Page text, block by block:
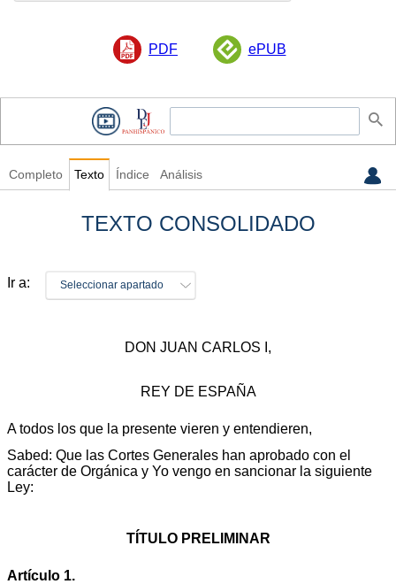
PDF ePUB
Completo Texto Índice Análisis
TEXTO CONSOLIDADO
Ir a: Seleccionar apartado
DON JUAN CARLOS I,
REY DE ESPAÑA
A todos los que la presente vieren y entendieren,
Sabed: Que las Cortes Generales han aprobado con el
carácter de Orgánica y Yo vengo en sancionar la siguiente
Ley:
TÍTULO PRELIMINAR
Artículo 1.